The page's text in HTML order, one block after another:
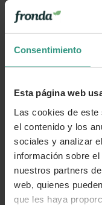
Consentimiento
Esta página web
Las cookies de
el contenido y los
sociales y analizar
información sobre
nuestros partners
web, quienes
que les haya
sofisticados y
Más información
Cuidados
Categorías
Número de artículo: